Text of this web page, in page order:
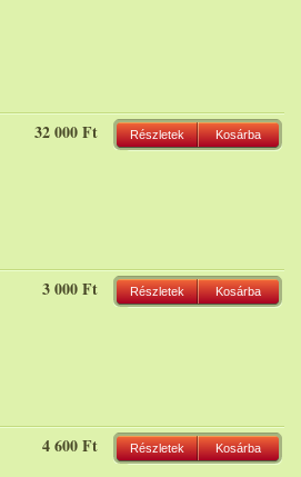
32 000 Ft Részletek Kosárba
3 000 Ft Részletek Kosárba
4 600 Ft Részletek Kosárba